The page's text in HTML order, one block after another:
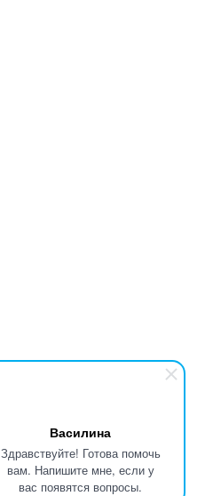
Василина
Здравствуйте! Готова помочь
вам. Напишите мне, если у
вас появятся вопросы.